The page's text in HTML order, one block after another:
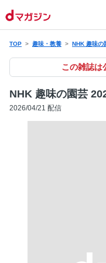
TOP 趣味・教養 NHK 趣味の
この雑誌は
NHK 趣味の園芸
2026/04/21 配信